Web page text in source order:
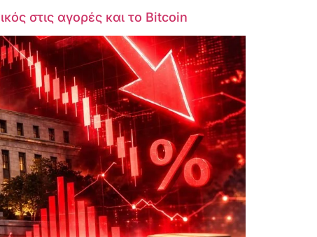
στις αγορές και το Bitcoin